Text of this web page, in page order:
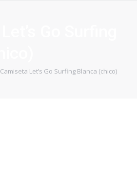
Camiseta Let’s Go Surfing Blanca (chico)